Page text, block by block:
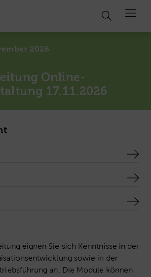
2026
Online-
17.11.2026
eignen Sie sich Kenntnisse in der
sowie in der
an. Die Module können